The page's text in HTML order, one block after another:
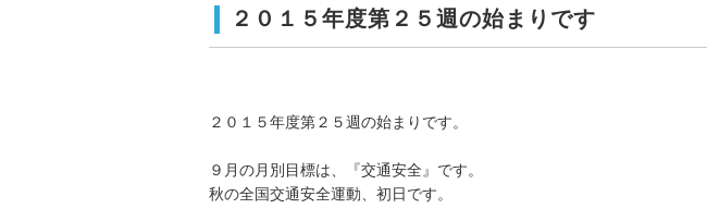
２０１５年度第２５週の始まりです
２０１５年度第２５週の始まりです。
９月の月別目標は、『交通安全』です。
秋の全国交通安全運動、初日です。